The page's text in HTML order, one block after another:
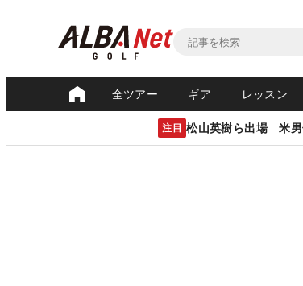
全ツアー ギア レッスン
注目 松山英樹ら出場 米男